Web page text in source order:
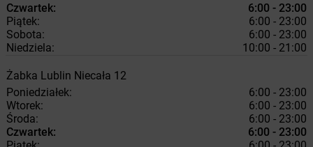
Czwartek:
6:00 - 23:00
Piątek:
6:00 - 23:00
Sobota:
6:00 - 23:00
Niedziela:
10:00 - 21:00
Żabka Lublin Niecała 12
Poniedziałek:
6:00 - 23:00
Wtorek:
6:00 - 23:00
Środa:
6:00 - 23:00
Czwartek:
6:00 - 23:00